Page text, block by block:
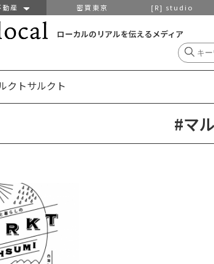
動産 密買東京 [R] studio
ローカルのリアルを伝えるメディア
トサルクト
#マ